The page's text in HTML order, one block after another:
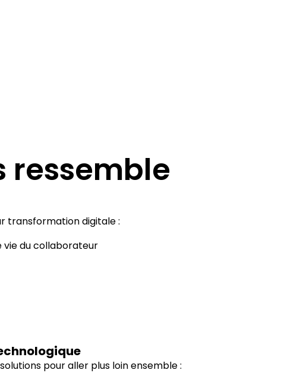
ressemble
transformation digitale :
vie du collaborateur
pour aller plus loin ensemble :